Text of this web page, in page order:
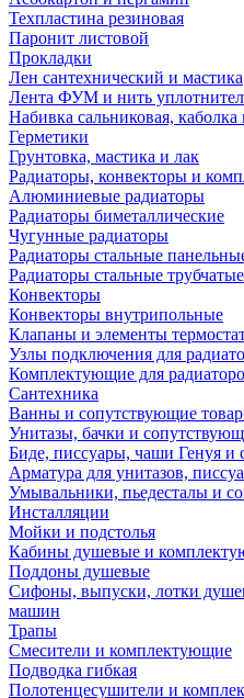
Техпластина резиновая
Паронит листовой
Прокладки
Лен сантехнический и мастика
Лента ФУМ и нить
Набивка сальниковая,
Герметики
Грунтовка, мастика и лак
Радиаторы, конвекторы и
Алюминиевые радиаторы
Радиаторы биметаллические
Чугунные радиаторы
Радиаторы стальные
Радиаторы стальные трубчатые
Конвекторы
Конвекторы внутрипольные
Клапаны и элементы
Узлы подключения для
Комплектующие для
Сантехника
Ванны и сопутствующие
Унитазы, бачки и
Биде, писсуары, чаши Генуя и
Арматура для унитазов,
Умывальники, пьедесталы и
Инсталляции
Мойки и подстолья
Кабины душевые и
Поддоны душевые
Сифоны, выпуски, лотки
машин
Трапы
Смесители и комплектующие
Подводка гибкая
Полотенцесушители и